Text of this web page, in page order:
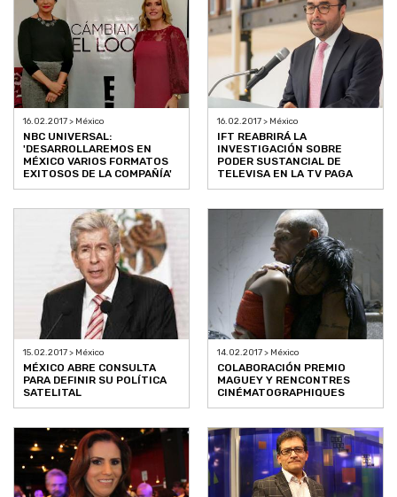
16.02.2017 > México
NBC UNIVERSAL:
'DESARROLLAREMOS EN
MÉXICO VARIOS FORMATOS
EXITOSOS DE LA COMPAÑÍA'
16.02.2017 > México
IFT REABRIRÁ LA
INVESTIGACIÓN SOBRE
PODER SUSTANCIAL DE
TELEVISA EN LA TV PAGA
15.02.2017 > México
MÉXICO ABRE CONSULTA
PARA DEFINIR SU POLÍTICA
SATELITAL
14.02.2017 > México
COLABORACIÓN PREMIO
MAGUEY Y RENCONTRES
CINÉMATOGRAPHIQUES